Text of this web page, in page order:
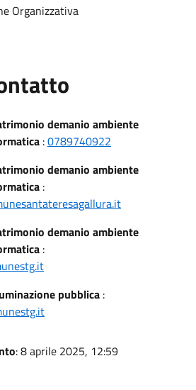
Organizzativa
demanio ambiente
:0789740922
demanio ambiente
:
demanio ambiente
:
pubblica :
: 8 aprile 2025, 12:59